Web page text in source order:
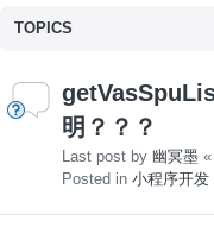
TOPICS
明？？？
Last post by 幽冥墨 «
Posted in 小程序开发